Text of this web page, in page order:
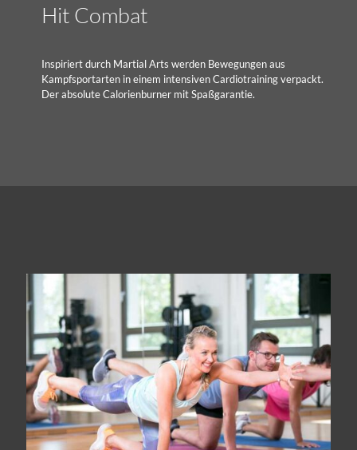
Hit Combat
Inspiriert durch Martial Arts werden Bewegungen aus
Kampfsportarten in einem intensiven Cardiotraining verpackt.
Der absolute Calorienburner mit Spaßgarantie.